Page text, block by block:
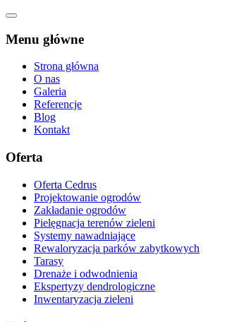
Menu główne
Strona główna
O nas
Galeria
Referencje
Blog
Kontakt
Oferta
Oferta Cedrus
Projektowanie ogrodów
Zakładanie ogrodów
Pielęgnacja terenów zieleni
Systemy nawadniające
Rewaloryzacja parków zabytkowych
Tarasy
Drenaże i odwodnienia
Ekspertyzy dendrologiczne
Inwentaryzacja zieleni